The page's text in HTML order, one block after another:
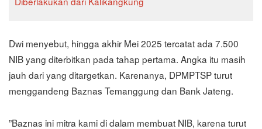
‎‎Dwi menyebut, hingga akhir Mei 2025 tercatat ada 7.500
NIB yang diterbitkan pada tahap pertama. Angka itu masih
jauh dari yang ditargetkan. Karenanya, DPMPTSP turut
menggandeng Baznas Temanggung dan Bank Jateng.
‎‎”Baznas ini mitra kami di dalam membuat NIB, karena turut